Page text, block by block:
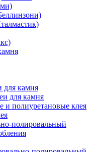
для камня
для камня
и полиуретановые клея
полировальный